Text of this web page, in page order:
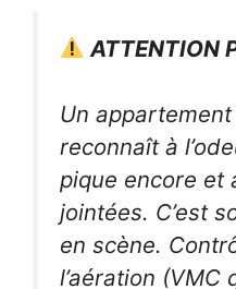
ATTENTION
Un appartement
reconnaît à
pique encore et
jointées. C’est
en scène.
l’aération (VMC